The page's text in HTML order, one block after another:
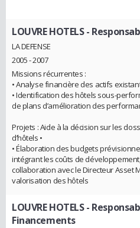
LOUVRE HOTELS-
LA DEFENSE
2005 - 2007
Missions récurrentes :
• Analyse financière des actifs
• Identification des hôtels sous-
de plans d’amélioration des
Projets : Aide à la décision sur les
d’hôtels •
• Élaboration des budgets
intégrant les coûts de
collaboration avec le Directeur Asset
valorisation des hôtels
LOUVRE HOTELS-
Financements